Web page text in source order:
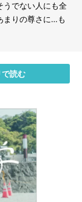
うでない人にも全
まりの尊さに…も
で読む